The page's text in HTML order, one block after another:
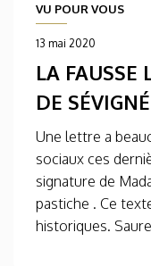
VU POUR VOUS
13 mai 2020
LA FAUSSE
DE SÉVIGNÉ
Une lettre a
sociaux ces
signature de
pastiche . Ce
historiques.